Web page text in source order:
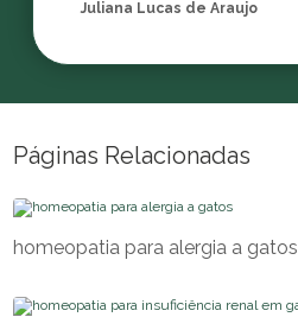
Juliana Lucas de Araujo
Páginas Relacionadas
homeopatia para alergia a gatos